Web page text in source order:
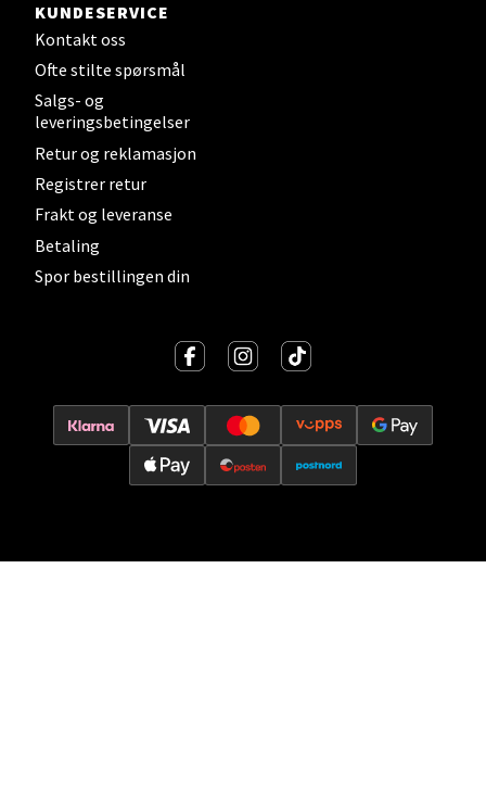
KUNDESERVICE
Kontakt oss
Ofte stilte spørsmål
Salgs- og
leveringsbetingelser
Retur og reklamasjon
Registrer retur
Frakt og leveranse
Betaling
Spor bestillingen din
0 i butikk
Leirvik - Stord
Torgbakken 2, 5401 Stord
Åpent i dag 10-17
Oslo - Thon Senter Storo